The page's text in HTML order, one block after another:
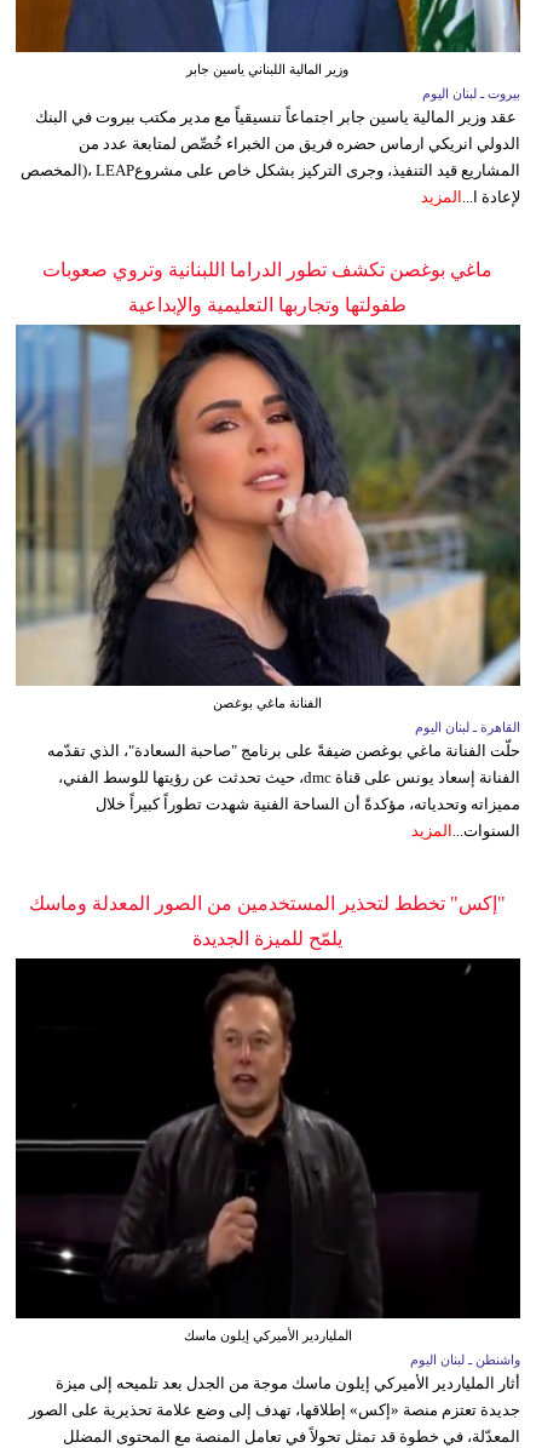
وزير المالية اللبناني ياسين جابر
بيروت ـ لبنان اليوم
عقد وزير المالية ياسين جابر اجتماعاً تنسيقياً مع مدير مكتب بيروت في البنك
الدولي انريكي ارماس حضره فريق من الخبراء خُصِّص لمتابعة عدد من
المشاريع قيد التنفيذ، وجرى التركيز بشكل خاص على مشروعLEAP ،(المخصص
لإعادة ا...
المزيد
ماغي بوغصن تكشف تطور الدراما اللبنانية وتروي صعوبات
طفولتها وتجاربها التعليمية والإبداعية
الفنانة ماغي بوغصن
القاهرة ـ لبنان اليوم
حلّت الفنانة ماغي بوغصن ضيفةً على برنامج "صاحبة السعادة"، الذي تقدّمه
الفنانة إسعاد يونس على قناة dmc، حيث تحدثت عن رؤيتها للوسط الفني،
مميزاته وتحدياته، مؤكدةً أن الساحة الفنية شهدت تطوراً كبيراً خلال
السنوات... المزيد
"إكس" تخطط لتحذير المستخدمين من الصور المعدلة وماسك
يلمّح للميزة الجديدة
الملياردير الأميركي إيلون ماسك
واشنطن ـ لبنان اليوم
أثار الملياردير الأميركي إيلون ماسك موجة من الجدل بعد تلميحه إلى ميزة
جديدة تعتزم منصة «إكس» إطلاقها، تهدف إلى وضع علامة تحذيرية على الصور
المعدّلة، في خطوة قد تمثل تحولاً في تعامل المنصة مع المحتوى المضلل